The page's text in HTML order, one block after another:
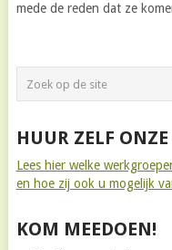
mede de reden dat ze
HUUR ZELF
Lees hier welke
en hoe zij ook u mogelijk
KOM MEEDOEN!